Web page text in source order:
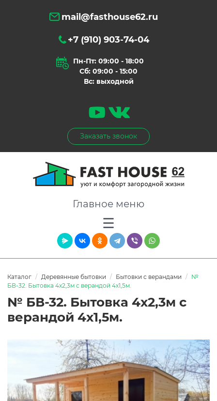
mail@fasthouse62.ru
+7 (910) 903-74-04
Пн-Пт: 09:00 - 18:00
Сб: 09:00 - 15:00
Вс: выходной
Заказать звонок
Главное меню
Каталог Деревянные бытовки Бытовки с верандами
№
БВ-32. Бытовка 4х2,3м с верандой 4х1,5м.
№ БВ-32. Бытовка 4х2,3м с
верандой 4х1,5м.